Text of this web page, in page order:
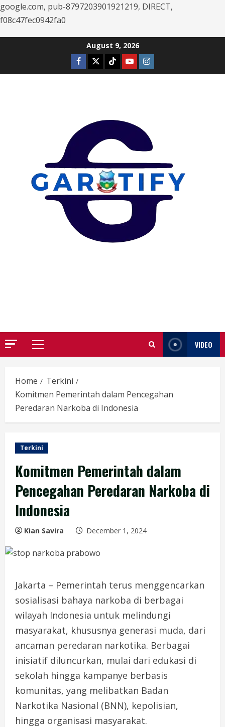
google.com, pub-8797203901921219, DIRECT,
f08c47fec0942fa0
August 9, 2026
Facebook
TwitterTiktokYoutubeInstagram
Primary
VIDEO
Home
Terkini
Komitmen Pemerintah dalam Pencegahan
Peredaran Narkoba di Indonesia
Terkini
Komitmen Pemerintah dalam
Pencegahan Peredaran Narkoba di
Indonesia
Kian Savira December 1, 2024
Jakarta – Pemerintah terus menggencarkan
sosialisasi bahaya narkoba di berbagai
wilayah Indonesia untuk melindungi
masyarakat, khususnya generasi muda, dari
ancaman peredaran narkotika. Berbagai
inisiatif diluncurkan, mulai dari edukasi di
sekolah hingga kampanye berbasis
komunitas, yang melibatkan Badan
Narkotika Nasional (BNN), kepolisian,
hingga organisasi masyarakat.